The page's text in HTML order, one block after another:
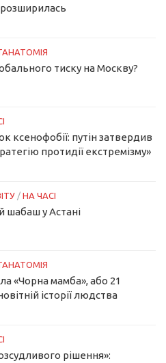
тиску на Москву?
ксенофобії: путін затвердив
протидії екстремізму»
/ НА ЧАСІ
шабаш у Астані
«Чорна мамба», або 21
історії людства
рішення»: